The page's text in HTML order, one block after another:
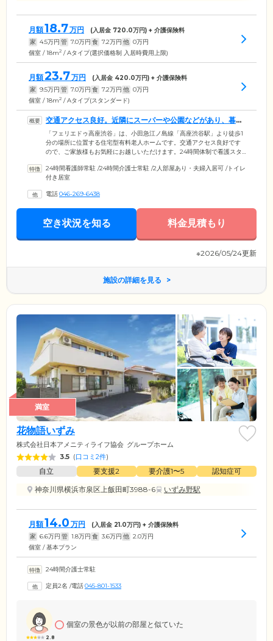
月額18.7万円 (入居金 720.0万円) + 介護保険料
家 4.5万円 管 7.0万円 食 7.2万円 他 0万円
個室 / 18m2 / Aタイプ(選択価格制 入居時費用上限)
月額23.7万円 (入居金 420.0万円) + 介護保険料
家 9.5万円 管 7.0万円 食 7.2万円 他 0万円
個室 / 18m2 / Aタイプ(スタンダード)
交通アクセス良好。近隣にスーパーや公園などがあり、暮ら
しやすい環境です
「フェリエドゥ高座渋谷」は、小田急江ノ島線「高座渋谷駅」より徒歩1
分の場所に位置する住宅型有料老人ホームです。交通アクセス良好です
ので、ご家族様もお気軽にお越しいただけます。24時間体制で看護スタ
細やかなサポートを行っています。「湘南第一病院」などの協力医療機
関とも連携が取れているので、安心してお過ごしいただけます。近隣に
らしやすい環境が整っています。ご自宅で過ごすようにくつろぎなが
ら、いつでも安心のサポートを受けられる、快適な住まいです。
24時間看護師常駐 /24時間介護士常駐 /2人部屋あり・夫婦入居可 /トイレ
付き居室
電話046-269-6438
空き状況を知る 料金見積もり
※2026/05/24更新
施設の詳細を見る
満室
花物語いずみ
株式会社日本アメニティライフ協会 グループホーム
3.5 (口コミ2件)
自立 要支援2 要介護1〜5
認知症可
神奈川県横浜市泉区上飯田町3988-6
いずみ野駅
月額14.0 万円 (入居金 21.0万円) + 介護保険料
家 6.6万円 管 1.8万円 食 3.6万円 他 2.0万円
個室 / 基本プラン
24時間介護士常駐
定員2名 /電話045-801-1533
2.8
個室の景色が以前の部屋と似ていた